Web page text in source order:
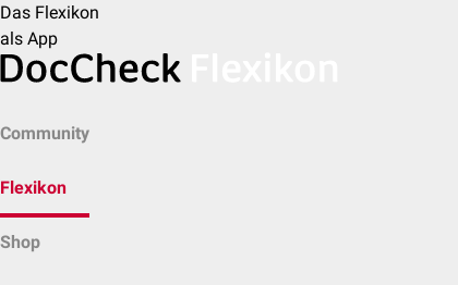
Das Flexikon
als App
Community
Flexikon
Shop